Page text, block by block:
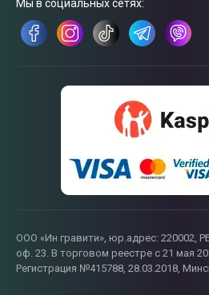
Мы в социальных сетях:
ООО «Ин гравити», юр.адрес: 220002,
оф. 23. В торговом реестре с 21 мая
Регистрация №415788, 28.03.2018,